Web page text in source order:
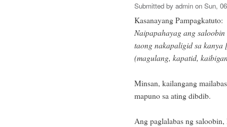
Submitted by admin on Sun,
Kasanayang Pampagkatuto:
Naipapahayag ang
taong nakapaligid sa
(magulang, kapatid,
Minsan, kailangang
mapuno sa ating dibdib.
Ang paglalabas ng